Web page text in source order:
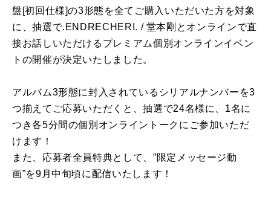
盤[初回仕様]の3形態を全てご購入いただいた方を対象
に、抽選で.ENDRECHERI. / 堂本剛とオンラインで直
接お話しいただけるプレミアム個別オンラインイベン
トの開催が決定いたしました。
アルバム3形態に封入されているシリアルナンバーを3
つ揃えてご応募いただくと、抽選で24名様に、1名に
つき各5分間の個別オンライントークにご参加いただ
けます！
また、応募者全員特典として、”限定メッセージ動
画”を9月中旬頃に配信いたします！